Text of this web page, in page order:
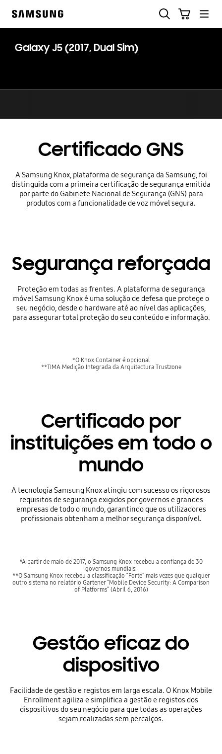
Galaxy J5 (2017, Dual Sim)
Certificado GNS
A Samsung Knox, plataforma de segurança da Samsung, foi
distinguida com a primeira certificação de segurança emitida
por parte do Gabinete Nacional de Segurança (GNS) para
produtos com a funcionalidade de voz móvel segura.
Segurança reforçada
Proteção em todas as frentes. A plataforma de segurança
móvel Samsung Knox é uma solução de defesa que protege o
seu negócio, desde o hardware até ao nível das aplicações,
para assegurar total proteção do seu conteúdo e informação.
*O Knox Container é opcional
**TIMA Medição Integrada da Arquitectura Trustzone
Certificado por
instituições em todo o
mundo
A tecnologia Samsung Knox atingiu com sucesso os rigorosos
requisitos de segurança exigidos por governos e grandes
empresas de todo o mundo, garantindo que os utilizadores
profissionais obtenham a melhor segurança disponível.
*A partir de maio de 2017, o Samsung Knox recebeu a confiança de 30
governos mundiais.
**O Samsung Knox recebeu a classificação “Forte” mais vezes que qualquer
outro sistema no relatório Gartener “Mobile Device Security: A Comparison
of Platforms” (Abril 6, 2016)
Gestão eficaz do
dispositivo
Facilidade de gestão e registos em larga escala. O Knox Mobile
Enrollment agiliza e simplifica a gestão e registos dos
dispositivos do seu negócio para que todas as operações
sejam realizadas sem percalços.